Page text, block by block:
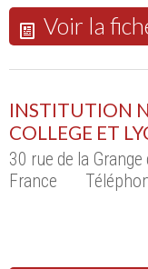
Voir la
INSTITUTION
COLLEGE ET
30 rue de la
France